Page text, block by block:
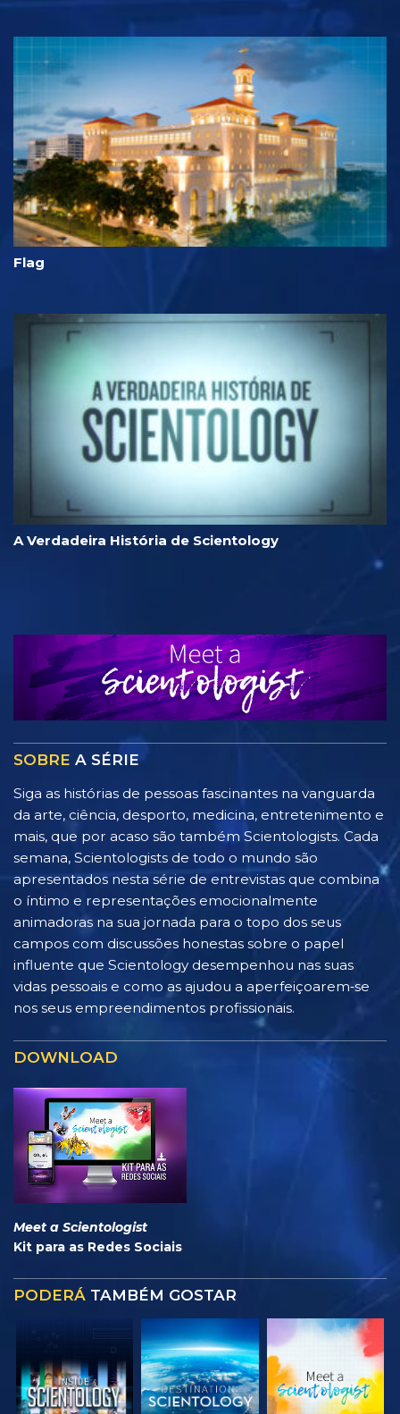
Flag
A Verdadeira História de Scientology
SOBRE A SÉRIE
Siga as histórias de pessoas fascinantes na vanguarda
da arte, ciência, desporto, medicina, entretenimento e
mais, que por acaso são também Scientologists. Cada
semana, Scientologists de todo o mundo são
apresentados nesta série de entrevistas que combina
o íntimo e representações emocionalmente
animadoras na sua jornada para o topo dos seus
campos com discussões honestas sobre o papel
influente que Scientology desempenhou nas suas
vidas pessoais e como as ajudou a aperfeiçoarem‑se
nos seus empreendimentos profissionais.
DOWNLOAD
Meet a Scientologist
Kit para as Redes Sociais
PODERÁ TAMBÉM GOSTAR